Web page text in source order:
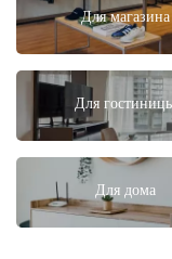
Для магазина
Для
Для дома